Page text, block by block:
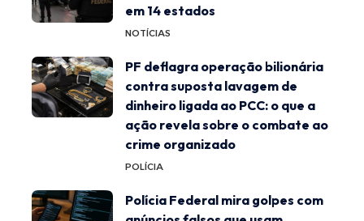
em 14 estados
NOTÍCIAS
PF deflagra operação bilionária
contra suposta lavagem de
dinheiro ligada ao PCC: o que a
ação revela sobre o combate ao
crime organizado
POLÍCIA
Polícia Federal mira golpes com